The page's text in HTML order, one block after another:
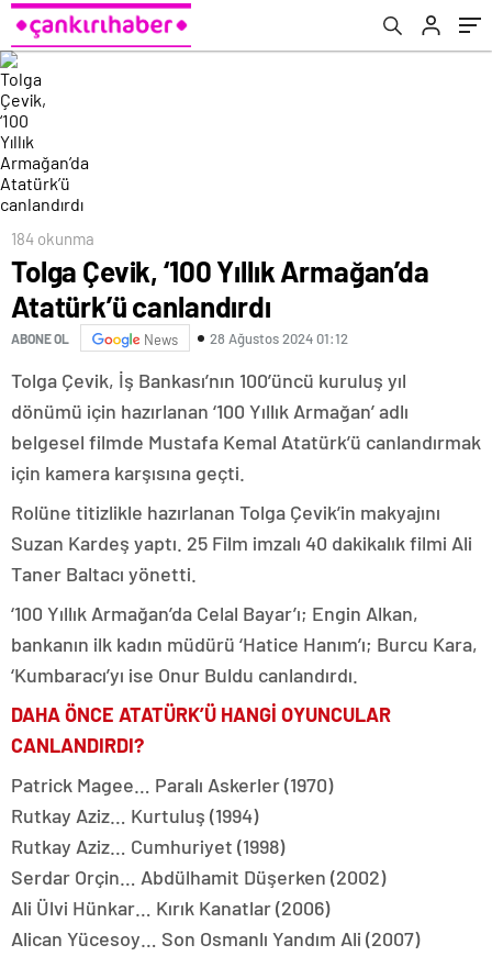
184 okunma
Tolga Çevik, ‘100 Yıllık Armağan’da
Atatürk’ü canlandırdı
ABONE OL News 28 Ağustos 2024 01:12
Tolga Çevik, İş Bankası’nın 100’üncü kuruluş yıl
dönümü için hazırlanan ‘100 Yıllık Armağan’ adlı
belgesel filmde Mustafa Kemal Atatürk’ü canlandırmak
için kamera karşısına geçti.
Rolüne titizlikle hazırlanan Tolga Çevik’in makyajını
Suzan Kardeş yaptı. 25 Film imzalı 40 dakikalık filmi Ali
Taner Baltacı yönetti.
‘100 Yıllık Armağan’da Celal Bayar’ı; Engin Alkan,
bankanın ilk kadın müdürü ‘Hatice Hanım’ı; Burcu Kara,
‘Kumbaracı’yı ise Onur Buldu canlandırdı.
DAHA ÖNCE ATATÜRK’Ü HANGİ OYUNCULAR
CANLANDIRDI?
Patrick Magee… Paralı Askerler (1970)
Rutkay Aziz… Kurtuluş (1994)
Rutkay Aziz… Cumhuriyet (1998)
Serdar Orçin… Abdülhamit Düşerken (2002)
Ali Ülvi Hünkar… Kırık Kanatlar (2006)
Alican Yücesoy… Son Osmanlı Yandım Ali (2007)